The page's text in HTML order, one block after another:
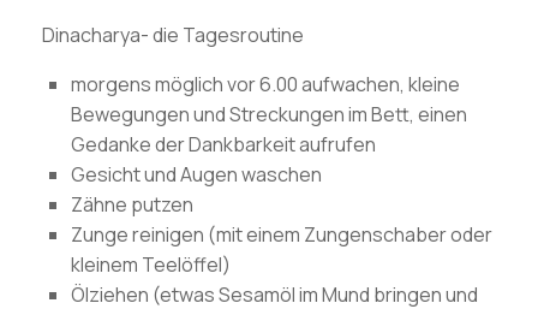
Dinacharya- die Tagesroutine
morgens möglich vor 6.00 aufwachen, kleine
Bewegungen und Streckungen im Bett, einen
Gedanke der Dankbarkeit aufrufen
Gesicht und Augen waschen
Zähne putzen
Zunge reinigen (mit einem Zungenschaber oder
kleinem Teelöffel)
Ölziehen (etwas Sesamöl im Mund bringen und